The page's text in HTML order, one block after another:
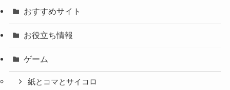
おすすめサイト
お役立ち情報
ゲーム
紙とコマとサイコロ